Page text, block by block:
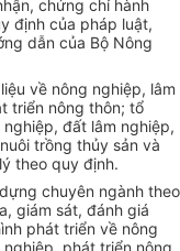
chứng chỉ hành
định của pháp luật,
dẫn của Bộ Nông
về nông nghiệp, lâm
triển nông thôn; tổ
đất lâm nghiệp,
nuôi trồng thủy sản và
theo quy định.
chuyên ngành theo
giám sát, đánh giá
ình phát triển về nông
nghiệp, phát triển nông